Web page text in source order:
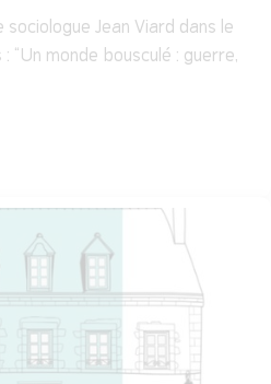
sociologue Jean Viard dans le
“Un monde bousculé : guerre,